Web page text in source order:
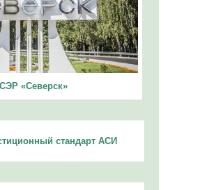
«Северск»
стандарт АСИ